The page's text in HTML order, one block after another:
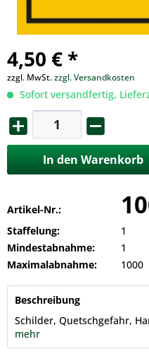
4,50 € *
zzgl. MwSt.zzgl. Versandkosten
Sofort versandfertig,
In den Warenkorb
Artikel-Nr.:
Staffelung:
1
Mindestabnahme:
1
Maximalabnahme:
1000
Beschreibung
Schilder, Quetschgefahr,
mehr